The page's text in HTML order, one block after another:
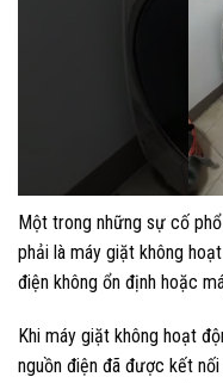
Một trong những sự cố
phải là máy giặt không
điện không ổn định hoặc
Khi máy giặt không hoạt
nguồn điện đã được kết